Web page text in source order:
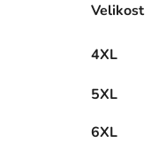
Velikost
4XL
5XL
6XL